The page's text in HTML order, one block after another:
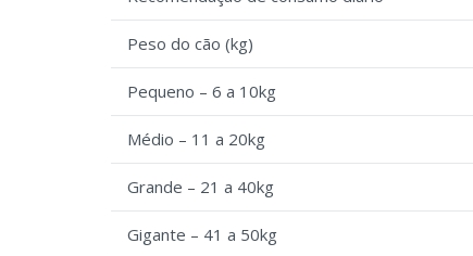
Peso do cão (kg)
Pequeno – 6 a 10kg
Médio – 11 a 20kg
Grande – 21 a 40kg
Gigante – 41 a 50kg